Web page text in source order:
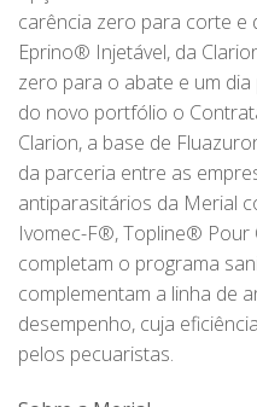
carência zero para corte e
Eprino® Injetável, da
zero para o abate e um
do novo portfólio o
Clarion, a base de
da parceria entre as
antiparasitários da Merial
Ivomec-F®, Topline® Pour
completam o programa
complementam a linha de
desempenho, cuja
pelos pecuaristas.